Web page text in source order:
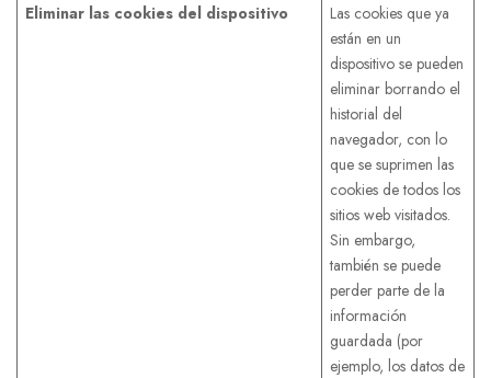
Eliminar las cookies del dispositivo
Las cookies que ya
están en un
dispositivo se pueden
eliminar borrando el
historial del
navegador, con lo
que se suprimen las
cookies de todos los
sitios web visitados.
Sin embargo,
también se puede
perder parte de la
información
guardada (por
ejemplo, los datos de